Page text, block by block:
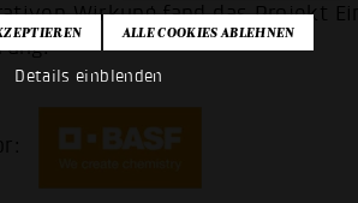
Details einblenden
Wirkung fand das Projekt